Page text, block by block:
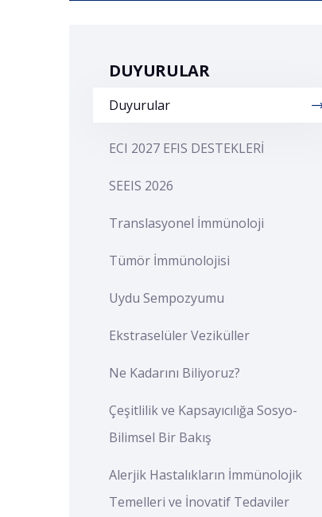
DUYURULAR
Duyurular
ECI 2027 EFIS DESTEKLERİ
SEEIS 2026
Translasyonel İmmünoloji
Tümör İmmünolojisi
Uydu Sempozyumu
Ekstraselüler Veziküller
Ne Kadarını Biliyoruz?
Çeşitlilik ve Kapsayıcılığa Sosyo-
Bilimsel Bir Bakış
Alerjik Hastalıkların İmmünolojik
Temelleri ve İnovatif Tedaviler